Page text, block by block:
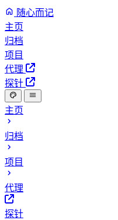
随心而记
主页
归档
项目
代理
探针
主页
归档
项目
代理
探针